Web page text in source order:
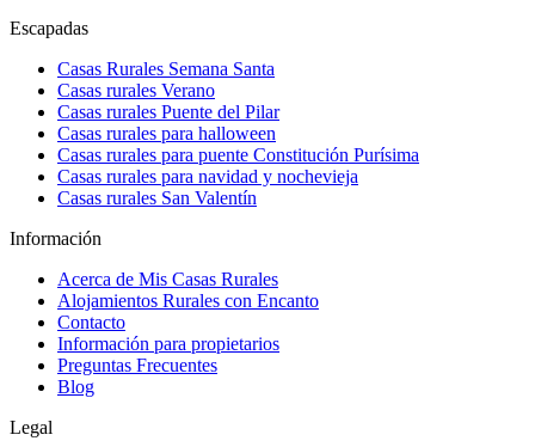
Escapadas
Casas Rurales Semana Santa
Casas rurales Verano
Casas rurales Puente del Pilar
Casas rurales para halloween
Casas rurales para puente Constitución Purísima
Casas rurales para navidad y nochevieja
Casas rurales San Valentín
Información
Acerca de Mis Casas Rurales
Alojamientos Rurales con Encanto
Contacto
Información para propietarios
Preguntas Frecuentes
Blog
Legal